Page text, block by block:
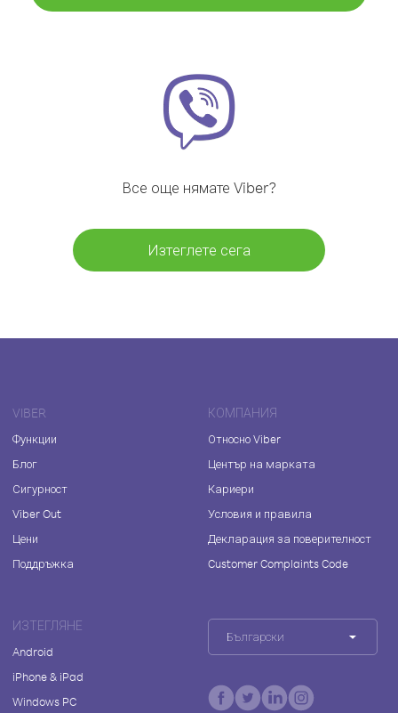
Все още нямате Viber?
Изтеглете сега
VIBER
Функции
Блог
Сигурност
Viber Out
Цени
Поддръжка
КОМПАНИЯ
Относно Viber
Център на марката
Кариери
Условия и правила
Декларация за поверителност
Customer Complaints Code
ИЗТЕГЛЯНЕ
Android
iPhone & iPad
Windows PC
Български